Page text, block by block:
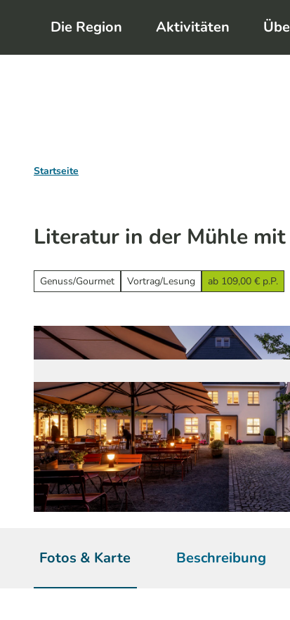
m
Die Region Aktivitäten
Startseite
Literatur in der Mühle
Genuss/Gourmet Vortrag/Lesung ab 109,00 € p.P.
Fotos & Karte Beschreibung